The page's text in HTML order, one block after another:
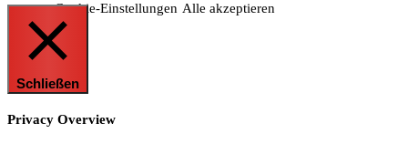
Cookie-Einstellungen Alle akzeptieren
Schließen
Privacy Overview